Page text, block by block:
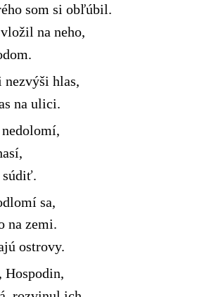
som si obľúbil.
na neho,
hlas,
na ulici.
súdiť.
sa,
na zemi.
ostrovy.
Hospodin,